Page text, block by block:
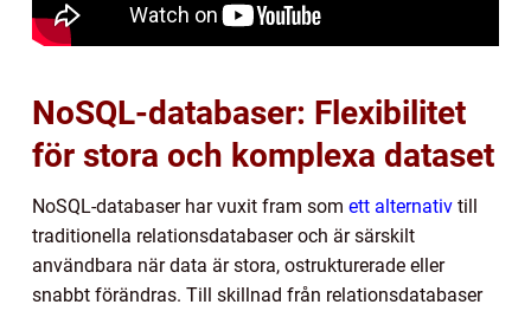
NoSQL-databaser: Flexibilitet
för stora och komplexa dataset
NoSQL-databaser har vuxit fram som ett alternativ till
traditionella relationsdatabaser och är särskilt
användbara när data är stora, ostrukturerade eller
snabbt förändras. Till skillnad från relationsdatabaser